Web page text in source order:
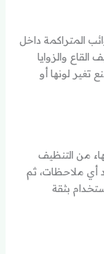
المتراكمة داخل
والزوايا
لونها أو
من التنظيف
أي ملاحظات، ثم
بثقة